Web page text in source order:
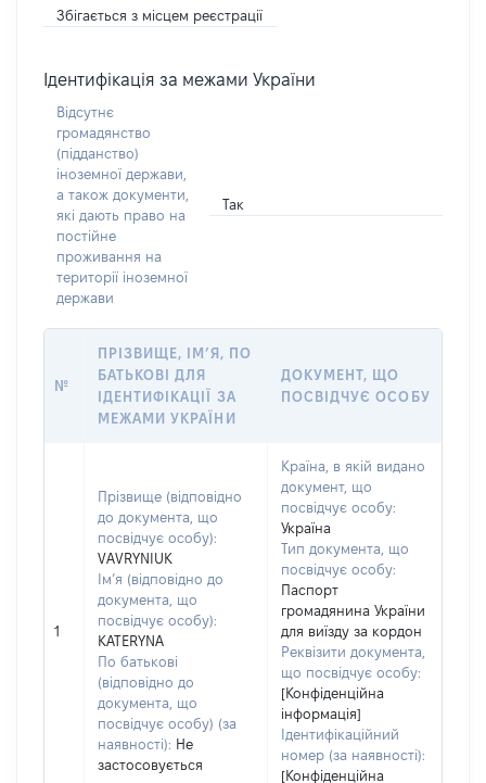
Збігається з місцем реєстрації
Ідентифікація за межами України
Відсутнє
громадянство
(підданство)
іноземної держави,
а також документи,
які дають право на
постійне
проживання на
території іноземної
держави
Так
№
ПРІЗВИЩЕ, ІМ’Я, ПО
БАТЬКОВІ ДЛЯ
ІДЕНТИФІКАЦІЇ ЗА
МЕЖАМИ УКРАЇНИ
ДОКУМЕНТ, ЩО
ПОСВІДЧУЄ ОСОБУ
1
Прізвище (відповідно
до документа, що
посвідчує особу):
VAVRYNIUK
Ім’я (відповідно до
документа, що
посвідчує особу):
KATERYNA
По батькові
(відповідно до
документа, що
посвідчує особу) (за
наявності): Не
застосовується
Країна, в якій видано
документ, що
посвідчує особу:
Україна
Тип документа, що
посвідчує особу:
Паспорт
громадянина України
для виїзду за кордон
Реквізити документа,
що посвідчує особу:
[Конфіденційна
інформація]
Ідентифікаційний
номер (за наявності):
[Конфіденційна